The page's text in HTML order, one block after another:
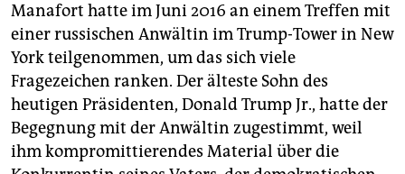
Manafort hatte im Juni 2016 an einem Treffen mit
einer russischen Anwältin im Trump-Tower in New
York teilgenommen, um das sich viele
Fragezeichen ranken. Der älteste Sohn des
heutigen Präsidenten, Donald Trump Jr., hatte der
Begegnung mit der Anwältin zugestimmt, weil
ihm kompromittierendes Material über die